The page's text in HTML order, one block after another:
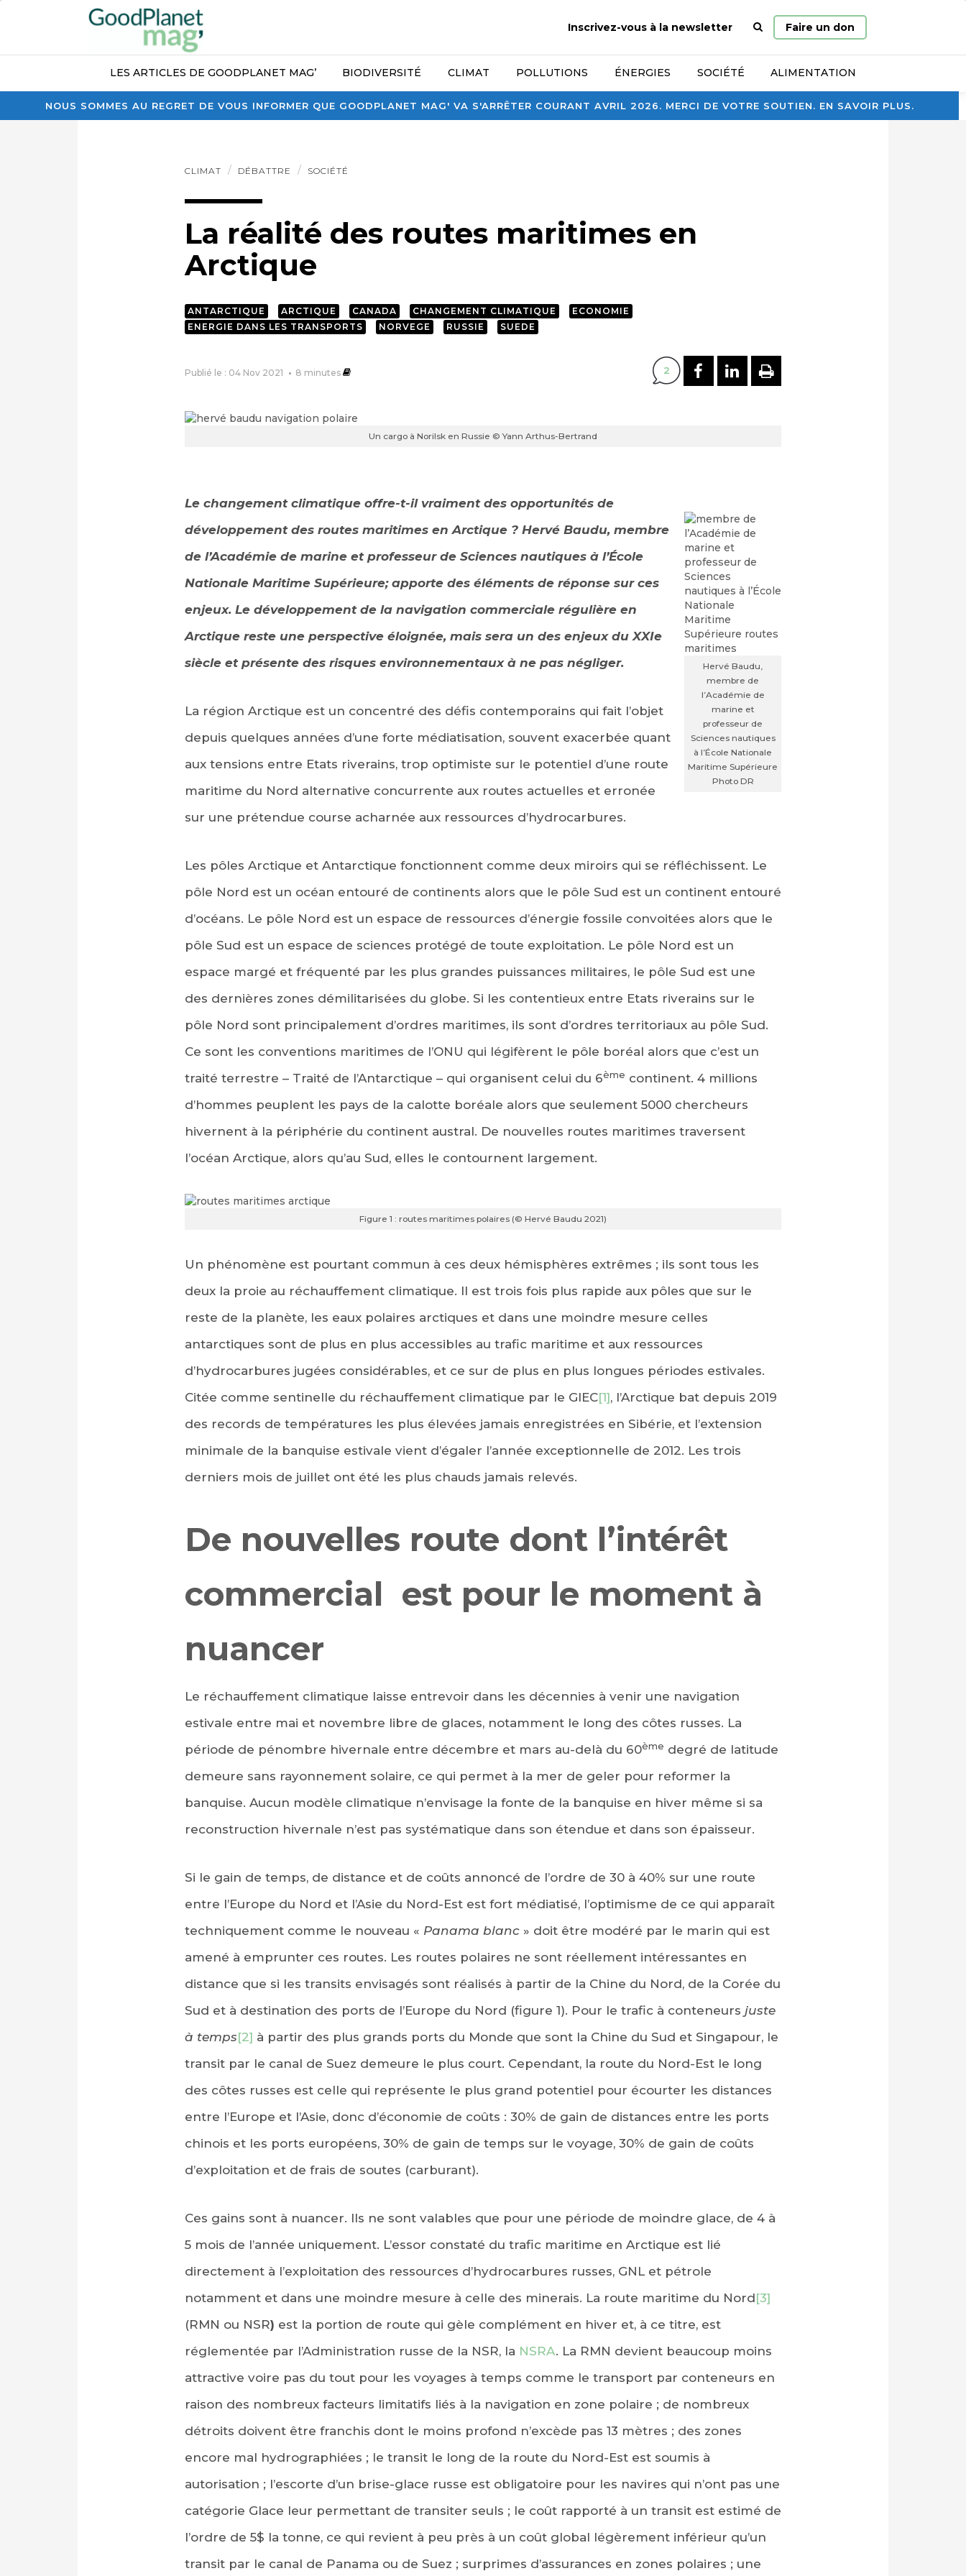
NOUS SOMMES AU REGRET DE VOUS INFORMER QUE GOODPLANET MAG' VA S'ARRÊTER COURANT AVRIL 2026. MERCI DE VOTRE SOUTIEN. EN SAVOIR PLUS.
Inscrivez-vous à la newsletter
Page
d’accueil
Faire un don
LES ARTICLES DE GOODPLANET MAG’ BIODIVERSITÉ CLIMAT POLLUTIONS ÉNERGIES SOCIÉTÉ ALIMENTATION
PARTAGER SUR FACEBOOK
IMPRIMER
CLIMAT DÉBATTRE SOCIÉTÉ
La réalité des routes maritimes en
Arctique
ANTARCTIQUE ARCTIQUE CANADA CHANGEMENT CLIMATIQUE
ECONOMIE
ENERGIE DANS LES TRANSPORTS
NORVEGE RUSSIE SUEDE
Publié le : 04 Nov 2021 8 minutes 2 PARTAGER SUR FACEBOOK
PARTAGER SUR
IMPRIMER
Un cargo à Norilsk en Russie © Yann Arthus-Bertrand
Hervé Baudu,
membre de
l’Académie de
marine et
professeur de
Sciences nautiques
à l’École Nationale
Maritime Supérieure
Photo DR
Le changement climatique offre-t-il vraiment des opportunités de
développement des routes maritimes en Arctique ? Hervé Baudu, membre
de l’Académie de marine et professeur de Sciences nautiques à l’École
Nationale Maritime Supérieure; apporte des éléments de réponse sur ces
enjeux. Le développement de la navigation commerciale régulière en
Arctique reste une perspective éloignée, mais sera un des enjeux du XXIe
siècle et présente des risques environnementaux à ne pas négliger.
La région Arctique est un concentré des défis contemporains qui fait l’objet
depuis quelques années d’une forte médiatisation, souvent exacerbée quant
aux tensions entre Etats riverains, trop optimiste sur le potentiel d’une route
maritime du Nord alternative concurrente aux routes actuelles et erronée
sur une prétendue course acharnée aux ressources d’hydrocarbures.
Les pôles Arctique et Antarctique fonctionnent comme deux miroirs qui se réfléchissent. Le
pôle Nord est un océan entouré de continents alors que le pôle Sud est un continent entouré
d’océans. Le pôle Nord est un espace de ressources d’énergie fossile convoitées alors que le
pôle Sud est un espace de sciences protégé de toute exploitation. Le pôle Nord est un
espace margé et fréquenté par les plus grandes puissances militaires, le pôle Sud est une
des dernières zones démilitarisées du globe. Si les contentieux entre Etats riverains sur le
pôle Nord sont principalement d’ordres maritimes, ils sont d’ordres territoriaux au pôle Sud.
Ce sont les conventions maritimes de l’ONU qui légifèrent le pôle boréal alors que c’est un
traité terrestre – Traité de l’Antarctique – qui organisent celui du 6ème continent. 4 millions
d’hommes peuplent les pays de la calotte boréale alors que seulement 5000 chercheurs
hivernent à la périphérie du continent austral. De nouvelles routes maritimes traversent
l’océan Arctique, alors qu’au Sud, elles le contournent largement.
Figure 1 : routes maritimes polaires (© Hervé Baudu 2021)
Un phénomène est pourtant commun à ces deux hémisphères extrêmes ; ils sont tous les
deux la proie au réchauffement climatique. Il est trois fois plus rapide aux pôles que sur le
reste de la planète, les eaux polaires arctiques et dans une moindre mesure celles
antarctiques sont de plus en plus accessibles au trafic maritime et aux ressources
d’hydrocarbures jugées considérables, et ce sur de plus en plus longues périodes estivales.
Citée comme sentinelle du réchauffement climatique par le GIEC[1], l’Arctique bat depuis 2019
des records de températures les plus élevées jamais enregistrées en Sibérie, et l’extension
minimale de la banquise estivale vient d’égaler l’année exceptionnelle de 2012. Les trois
derniers mois de juillet ont été les plus chauds jamais relevés.
De nouvelles route dont l’intérêt
commercial est pour le moment à
nuancer
Le réchauffement climatique laisse entrevoir dans les décennies à venir une navigation
estivale entre mai et novembre libre de glaces, notamment le long des côtes russes. La
période de pénombre hivernale entre décembre et mars au-delà du 60ème degré de latitude
demeure sans rayonnement solaire, ce qui permet à la mer de geler pour reformer la
banquise. Aucun modèle climatique n’envisage la fonte de la banquise en hiver même si sa
reconstruction hivernale n’est pas systématique dans son étendue et dans son épaisseur.
Si le gain de temps, de distance et de coûts annoncé de l’ordre de 30 à 40% sur une route
entre l’Europe du Nord et l’Asie du Nord-Est est fort médiatisé, l’optimisme de ce qui apparaît
techniquement comme le nouveau « Panama blanc» doit être modéré par le marin qui est
amené à emprunter ces routes. Les routes polaires ne sont réellement intéressantes en
distance que si les transits envisagés sont réalisés à partir de la Chine du Nord, de la Corée du
Sud et à destination des ports de l’Europe du Nord (figure 1). Pour le trafic à conteneurs juste
à temps[2] à partir des plus grands ports du Monde que sont la Chine du Sud et Singapour, le
transit par le canal de Suez demeure le plus court. Cependant, la route du Nord-Est le long
des côtes russes est celle qui représente le plus grand potentiel pour écourter les distances
entre l’Europe et l’Asie, donc d’économie de coûts : 30% de gain de distances entre les ports
chinois et les ports européens, 30% de gain de temps sur le voyage, 30% de gain de coûts
d’exploitation et de frais de soutes (carburant).
Ces gains sont à nuancer. Ils ne sont valables que pour une période de moindre glace, de 4 à
5 mois de l’année uniquement. L’essor constaté du trafic maritime en Arctique est lié
directement à l’exploitation des ressources d’hydrocarbures russes, GNL et pétrole
notamment et dans une moindre mesure à celle des minerais. La route maritime du Nord[3]
(RMN ou NSR) est la portion de route qui gèle complément en hiver et, à ce titre, est
réglementée par l’Administration russe de la NSR, la NSRA. La RMN devient beaucoup moins
attractive voire pas du tout pour les voyages à temps comme le transport par conteneurs en
raison des nombreux facteurs limitatifs liés à la navigation en zone polaire ; de nombreux
détroits doivent être franchis dont le moins profond n’excède pas 13 mètres ; des zones
encore mal hydrographiées ; le transit le long de la route du Nord-Est est soumis à
autorisation ; l’escorte d’un brise-glace russe est obligatoire pour les navires qui n’ont pas une
catégorie Glace leur permettant de transiter seuls ; le coût rapporté à un transit est estimé de
l’ordre de 5$ la tonne, ce qui revient à peu près à un coût global légèrement inférieur qu’un
transit par le canal de Panama ou de Suez ; surprimes d’assurances en zones polaires ; une